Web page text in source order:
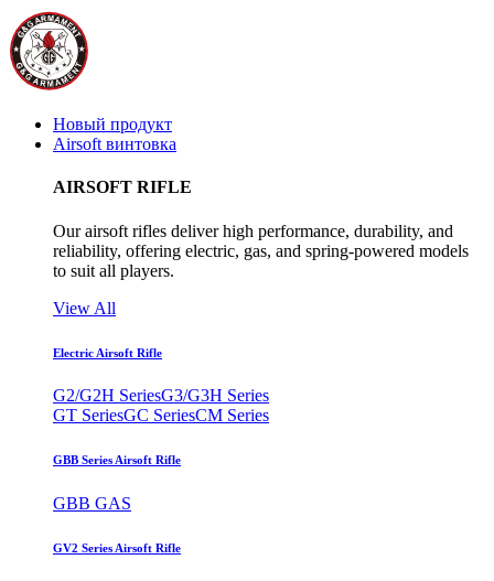
Новый продукт
Airsoft винтовка
AIRSOFT RIFLE
Our airsoft rifles deliver high performance, durability, and
reliability, offering electric, gas, and spring-powered models
to suit all players.
View All
Electric Airsoft Rifle
G2/G2H SeriesG3/G3H Series
GT SeriesGC SeriesCM Series
GBB Series Airsoft Rifle
GBB GAS
GV2 Series Airsoft Rifle